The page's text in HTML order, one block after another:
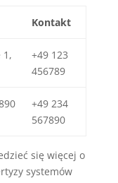
Kontakt
1,
+49 123
456789
+49 234
567890
się więcej o
systemów